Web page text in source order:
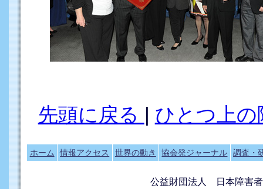
先頭に戻る ひとつ上の
ホーム 情報アクセス 世界の動き 協会発ジャーナル 調査・
公益財団法人 日本障害